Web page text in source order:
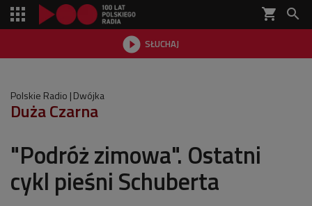
shopping_cart 
 SŁUCHAJ

Polskie Radio Dwójka
Duża Czarna
"Podróż zimowa". Ostatni
cykl pieśni Schuberta